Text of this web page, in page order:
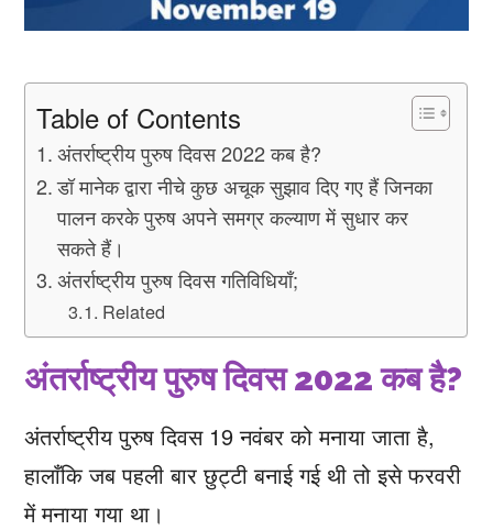
Table of Contents
अंतर्राष्ट्रीय पुरुष दिवस 2022 कब है?
डॉ मानेक द्वारा नीचे कुछ अचूक सुझाव दिए गए हैं जिनका
पालन करके पुरुष अपने समग्र कल्याण में सुधार कर
सकते हैं।
अंतर्राष्ट्रीय पुरुष दिवस गतिविधियाँ;
Related
अंतर्राष्ट्रीय पुरुष दिवस 2022 कब है?
अंतर्राष्ट्रीय पुरुष दिवस 19 नवंबर को मनाया जाता है,
हालाँकि जब पहली बार छुट्टी बनाई गई थी तो इसे फरवरी
में मनाया गया था।